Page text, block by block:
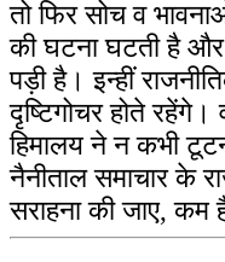
तो फिर सोच व
की घटना घटती है और
पड़ी है। इन्हीं
दृष्टिगोचर होते
हिमालय ने न कभी
नैनीताल समाचार के
सराहना की जाए, कम